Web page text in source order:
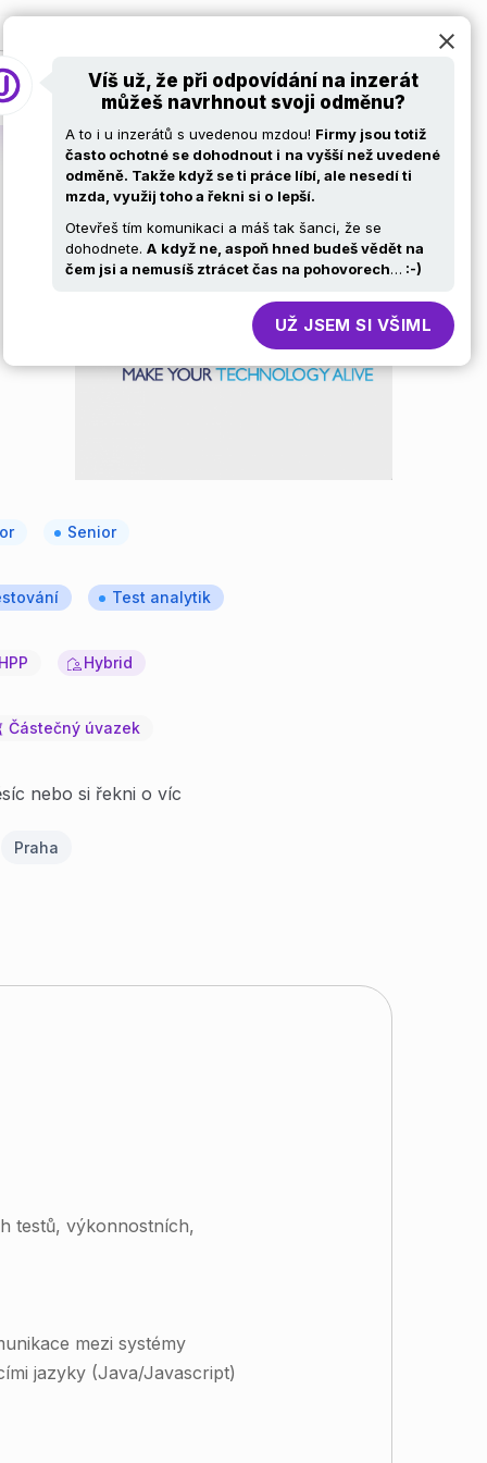
Pro firmy Volní ajťáci Kariérní stránky
Senior
Test analytik
Hybrid
Částečný úvazek
nebo si řekni o víc
Praha
testů, výkonnostních,
mezi systémy
jazyky (Java/Javascript)
Víš už, že při odpovídání na inzerát
můžeš navrhnout svoji odměnu?
A to i u inzerátů s uvedenou mzdou! Firmy jsou totiž
často ochotné se dohodnout i na vyšší než uvedené
odměně. Takže když se ti práce líbí, ale nesedí ti
mzda, využij toho a řekni si o lepší.
Otevřeš tím komunikaci a máš tak šanci, že se
dohodnete. A když ne, aspoň hned budeš vědět na
čem jsi a nemusíš ztrácet čas na pohovorech… :-)
UŽ JSEM SI VŠIML